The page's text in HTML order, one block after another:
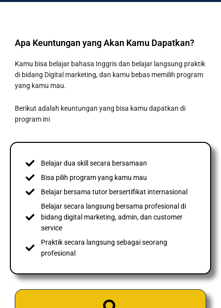
Apa Keuntungan yang Akan Kamu Dapatkan?
Kamu bisa belajar bahasa Inggris dan belajar langsung praktik
di bidang Digital marketing, dan kamu bebas memilih program
yang kamu mau.
Berikut adalah keuntungan yang bisa kamu dapatkan di
program ini
Belajar dua skill secara bersamaan
Bisa pilih program yang kamu mau
Belajar bersama tutor bersertifikat internasional
Belajar secara langsung bersama profesional di
bidang digital marketing, admin, dan customer
service
Praktik secara langsung sebagai seorang
profesional